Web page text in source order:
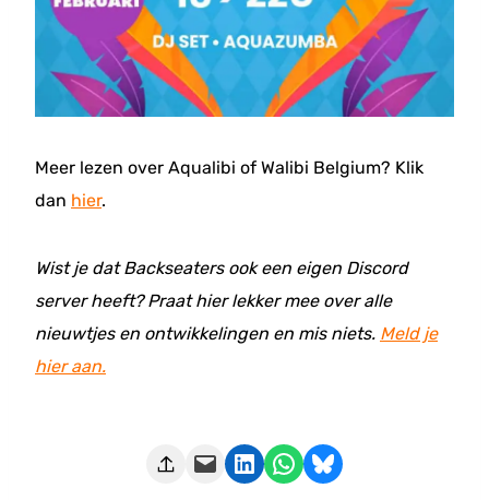
Meer lezen over Aqualibi of Walibi Belgium? Klik
dan hier.
Wist je dat Backseaters ook een eigen Discord
server heeft? Praat hier lekker mee over alle
nieuwtjes en ontwikkelingen en mis niets. Meld je
hier aan.
Deze pagina e-mailen Delen op LinkedIn Delen via WhatsApp Share on Bluesky